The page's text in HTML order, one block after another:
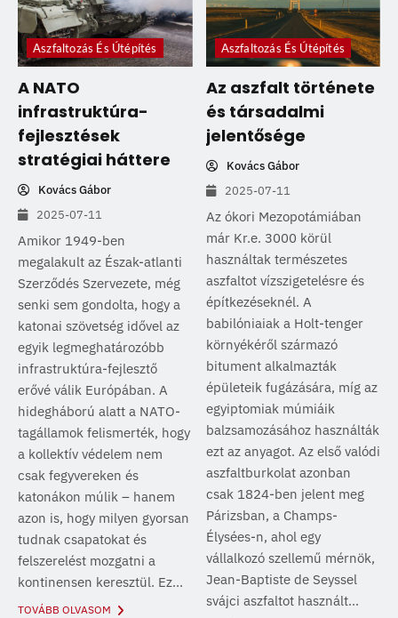
Aszfaltozás És Útépítés
A NATO
infrastruktúra-
fejlesztések
stratégiai háttere
Kovács Gábor
2025-07-11
Amikor 1949-ben
megalakult az Észak-atlanti
Szerződés Szervezete, még
senki sem gondolta, hogy a
katonai szövetség idővel az
egyik legmeghatározóbb
infrastruktúra-fejlesztő
erővé válik Európában. A
hidegháború alatt a NATO-
tagállamok felismerték, hogy
a kollektív védelem nem
csak fegyvereken és
katonákon múlik – hanem
azon is, hogy milyen gyorsan
tudnak csapatokat és
felszerelést mozgatni a
kontinensen keresztül. Ez...
TOVÁBB OLVASOM
Aszfaltozás És Útépítés
Az aszfalt története
és társadalmi
jelentősége
Kovács Gábor
2025-07-11
Az ókori Mezopotámiában
már Kr.e. 3000 körül
használtak természetes
aszfaltot vízszigetelésre és
építkezéseknél. A
babilóniaiak a Holt-tenger
környékéről származó
bitument alkalmazták
épületeik fugázására, míg az
egyiptomiak múmiáik
balzsamozásához használták
ezt az anyagot. Az első valódi
aszfaltburkolat azonban
csak 1824-ben jelent meg
Párizsban, a Champs-
Élysées-n, ahol egy
vállalkozó szellemű mérnök,
Jean-Baptiste de Seyssel
svájci aszfaltot használt...